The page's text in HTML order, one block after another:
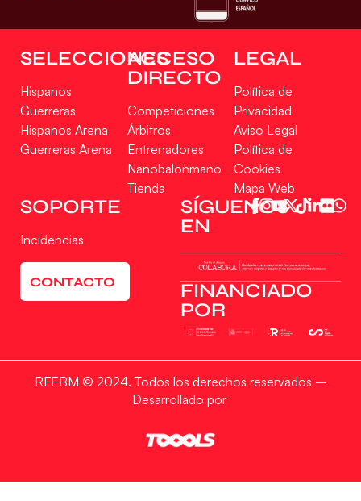
SELECCIONES
Hispanos
Guerreras
Hispanos Arena
Guerreras Arena
ACCESO
DIRECTO
Competiciones
Árbitros
Entrenadores
Nanobalonmano
Tienda
LEGAL
Política de
Privacidad
Aviso Legal
Política de
Cookies
Mapa Web
SOPORTE
Incidencias
CONTACTO
SÍGUENOS
EN
FINANCIADO
POR
RFEBM © 2024. Todos los derechos reservados –
Desarrollado por